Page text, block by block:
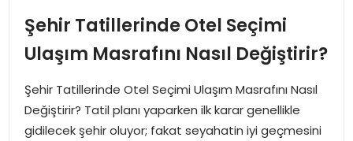
DÜNYA
SPOR
TEKNOLOJI
Şehir Tatillerinde Otel Seçimi
Ulaşım Masrafını Nasıl Değiştirir?
Şehir Tatillerinde Otel Seçimi Ulaşım Masrafını Nasıl
Değiştirir? Tatil planı yaparken ilk karar genellikle
gidilecek şehir oluyor; fakat seyahatin iyi geçmesini